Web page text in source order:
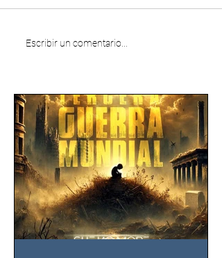
Escribir un comentario...